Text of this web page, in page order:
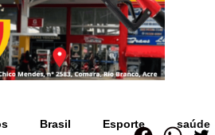
Brasil Esporte saúde